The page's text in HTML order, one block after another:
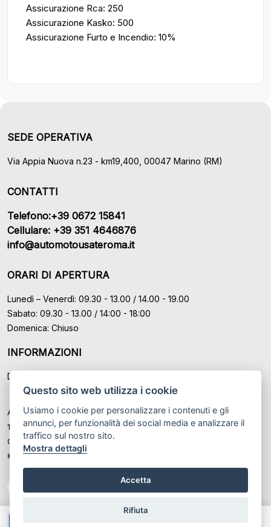
Questo sito web utilizza i cookie
Usiamo i cookie per personalizzare i contenuti e gli
annunci, per funzionalità dei social media e analizzare il
traffico sul nostro sito.
Mostra dettagli
Accetta
Rifiuta
Assicurazione Rca: 250
Assicurazione Kasko: 500
Assicurazione Furto e Incendio: 10%
SEDE OPERATIVA
Via Appia Nuova n.23 - km19,400, 00047 Marino (RM)
CONTATTI
Telefono:+39 0672 15841
Cellulare: +39 351 4646876
info@automotousateroma.it
ORARI DI APERTURA
Lunedì – Venerdì: 09.30 - 13.00 / 14.00 - 19.00
Sabato: 09.30 - 13.00 / 14:00 - 18:00
Domenica: Chiuso
INFORMAZIONI
Domande Frequenti (FAQ)
Auto Moto Usate Roma Srl sede di Marino - Roma, P.IVA: IT
12489131008
Cod. Fisc. ed Iscr. al Registro Imprese di Roma n° 12489131008
© Another site byGestionale auto